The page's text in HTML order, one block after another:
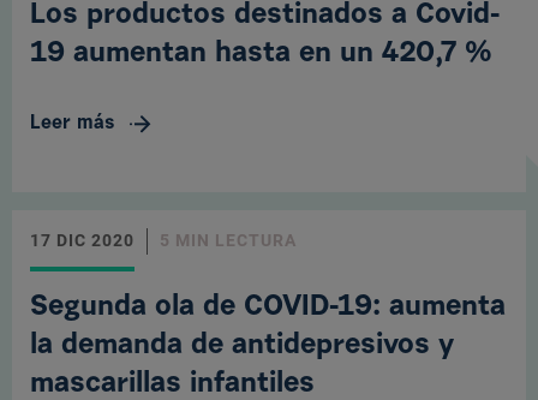
Los productos destinados a Covid-
19 aumentan hasta en un 420,7 %
Leer más
17 DIC 2020 5 MIN LECTURA
Segunda ola de COVID-19: aumenta
la demanda de antidepresivos y
mascarillas infantiles